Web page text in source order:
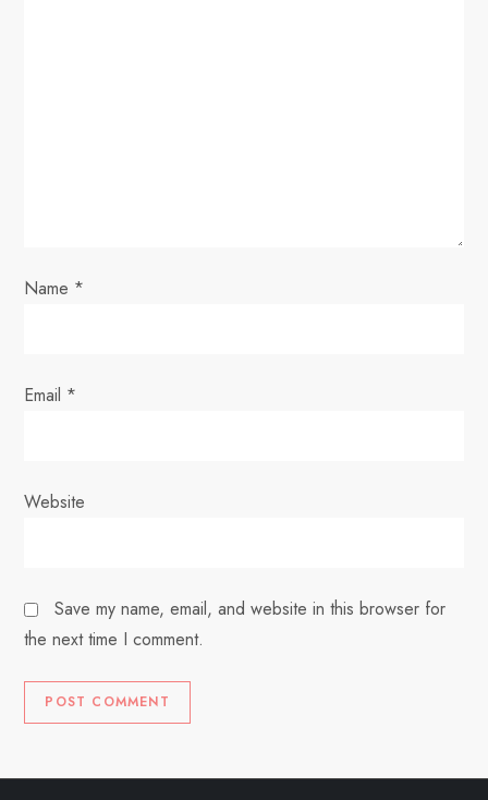
n
Name *
Email *
Website
Save my name, email, and website in this browser for
the next time I comment.